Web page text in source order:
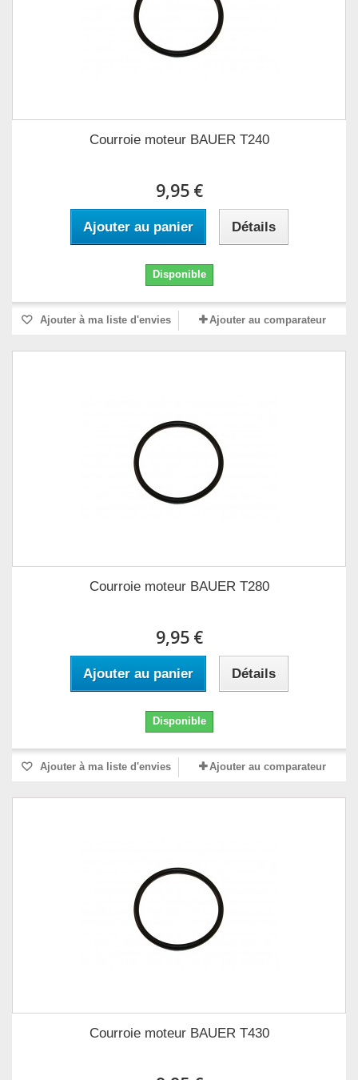
Courroie moteur BAUER T240
9,95 €
Ajouter au panier Détails
Disponible
Ajouter à ma liste d'envies Ajouter au comparateur
Courroie moteur BAUER T280
9,95 €
Ajouter au panier Détails
Disponible
Ajouter à ma liste d'envies Ajouter au comparateur
Courroie moteur BAUER T430